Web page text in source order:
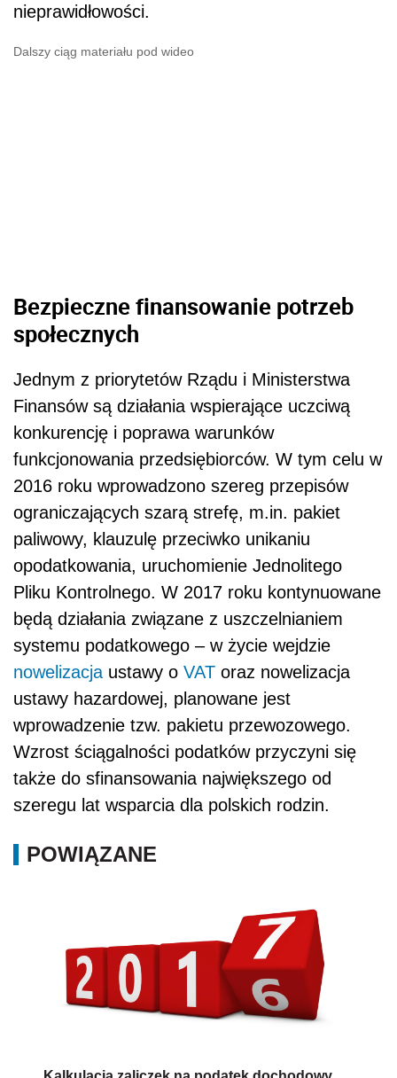
nieprawidłowości.
Dalszy ciąg materiału pod wideo
Bezpieczne finansowanie potrzeb
społecznych
Jednym z priorytetów Rządu i Ministerstwa
Finansów są działania wspierające uczciwą
konkurencję i poprawa warunków
funkcjonowania przedsiębiorców. W tym celu w
2016 roku wprowadzono szereg przepisów
ograniczających szarą strefę, m.in. pakiet
paliwowy, klauzulę przeciwko unikaniu
opodatkowania, uruchomienie Jednolitego
Pliku Kontrolnego. W 2017 roku kontynuowane
będą działania związane z uszczelnianiem
systemu podatkowego – w życie wejdzie
nowelizacja ustawy o VAT oraz nowelizacja
ustawy hazardowej, planowane jest
wprowadzenie tzw. pakietu przewozowego.
Wzrost ściągalności podatków przyczyni się
także do sfinansowania największego od
szeregu lat wsparcia dla polskich rodzin.
POWIĄZANE